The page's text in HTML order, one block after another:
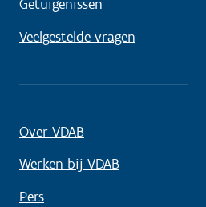
Getuigenissen
Veelgestelde vragen
Over VDAB
Werken bij VDAB
Pers